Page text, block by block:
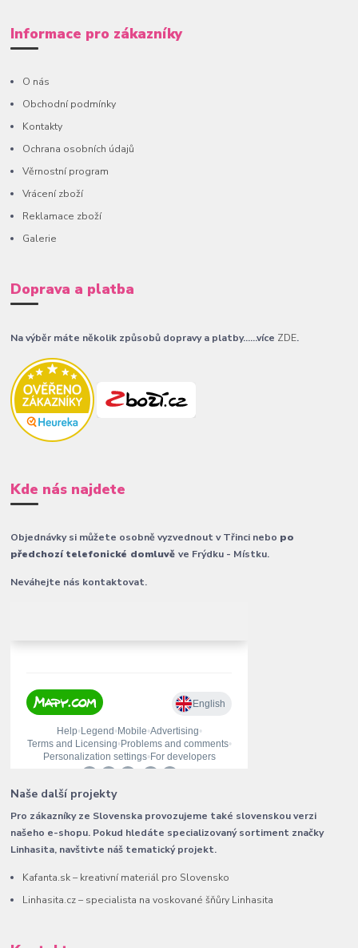
Informace pro zákazníky
O nás
Obchodní podmínky
Kontakty
Ochrana osobních údajů
Věrnostní program
Vrácení zboží
Reklamace zboží
Galerie
Doprava a platba
Na výběr máte několik způsobů dopravy a platby......více ZDE.
Kde nás najdete
Objednávky si můžete osobně vyzvednout v Třinci nebo po
předchozí telefonické domluvěve Frýdku - Místku.
Neváhejte nás kontaktovat.
Naše další projekty
Pro zákazníky ze Slovenska provozujeme také slovenskou verzi
našeho e-shopu. Pokud hledáte specializovaný sortiment značky
Linhasita, navštivte náš tematický projekt.
Kafanta.sk – kreativní materiál pro Slovensko
Linhasita.cz – specialista na voskované šňůry Linhasita